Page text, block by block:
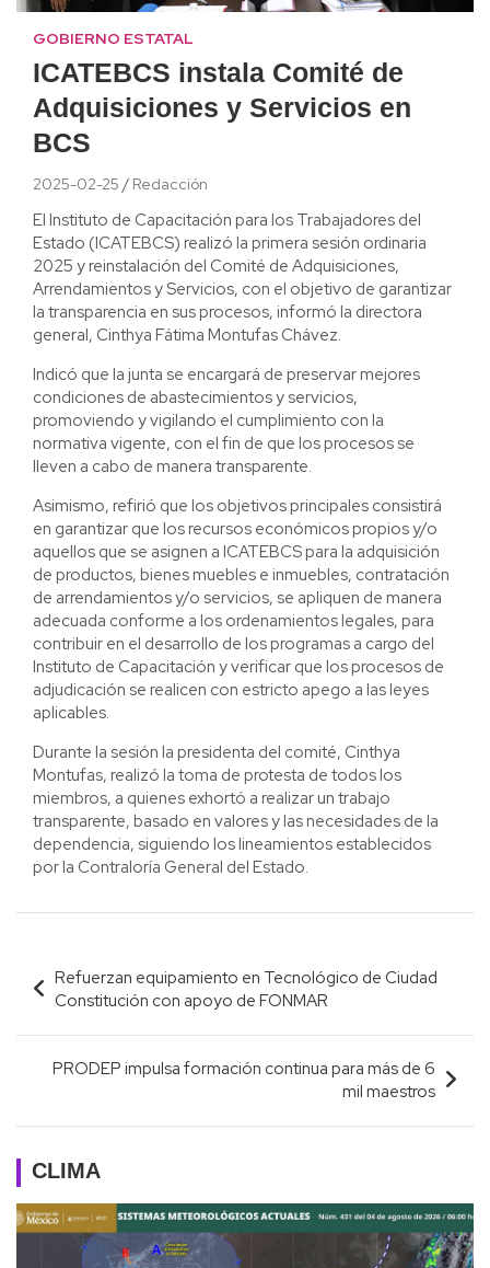
GOBIERNO ESTATAL
ICATEBCS instala Comité de
Adquisiciones y Servicios en
BCS
2025-02-25 Redacción
El Instituto de Capacitación para los Trabajadores del
Estado (ICATEBCS) realizó la primera sesión ordinaria
2025 y reinstalación del Comité de Adquisiciones,
Arrendamientos y Servicios, con el objetivo de garantizar
la transparencia en sus procesos, informó la directora
general, Cinthya Fátima Montufas Chávez.
Indicó que la junta se encargará de preservar mejores
condiciones de abastecimientos y servicios,
promoviendo y vigilando el cumplimiento con la
normativa vigente, con el fin de que los procesos se
lleven a cabo de manera transparente.
Asimismo, refirió que los objetivos principales consistirá
en garantizar que los recursos económicos propios y/o
aquellos que se asignen a ICATEBCS para la adquisición
de productos, bienes muebles e inmuebles, contratación
de arrendamientos y/o servicios, se apliquen de manera
adecuada conforme a los ordenamientos legales, para
contribuir en el desarrollo de los programas a cargo del
Instituto de Capacitación y verificar que los procesos de
adjudicación se realicen con estricto apego a las leyes
aplicables.
Durante la sesión la presidenta del comité, Cinthya
Montufas, realizó la toma de protesta de todos los
miembros, a quienes exhortó a realizar un trabajo
transparente, basado en valores y las necesidades de la
dependencia, siguiendo los lineamientos establecidos
por la Contraloría General del Estado.
Navegación
de
entradas
Refuerzan equipamiento en Tecnológico de Ciudad
Constitución con apoyo de FONMAR
PRODEP impulsa formación continua para más de 6
mil maestros
CLIMA